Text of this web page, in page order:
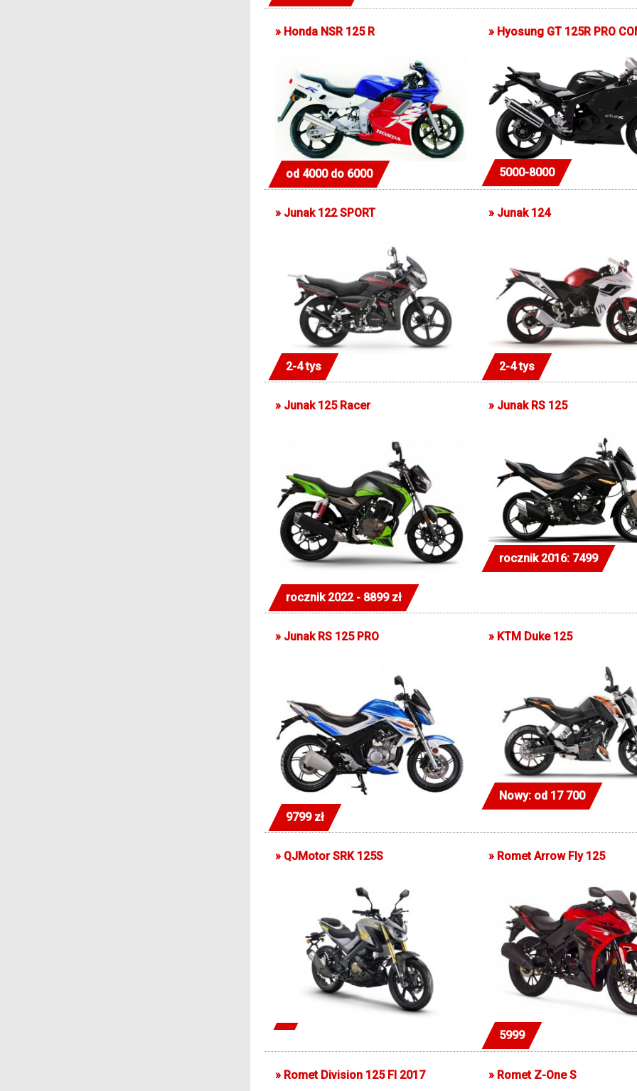
» Honda NSR 125 R
od 4000 do 6000
» Hyosung GT 125R PRO
5000-8000
» Junak 122 SPORT
2-4 tys
» Junak 124
2-4 tys
» Junak 125 Racer
rocznik 2022 - 8899 zł
» Junak RS 125
rocznik 2016: 7499
» Junak RS 125 PRO
9799 zł
» KTM Duke 125
Nowy: od 17 700
» QJMotor SRK 125S » Romet Arrow Fly 125
5999
» Romet Division 125 FI 2017 » Romet Z-One S